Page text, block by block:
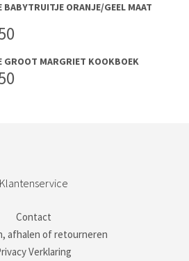
BABYTRUITJE ORANJE/GEEL MAAT
GROOT MARGRIET KOOKBOEK
Klantenservice
Contact
afhalen of retourneren
Verklaring